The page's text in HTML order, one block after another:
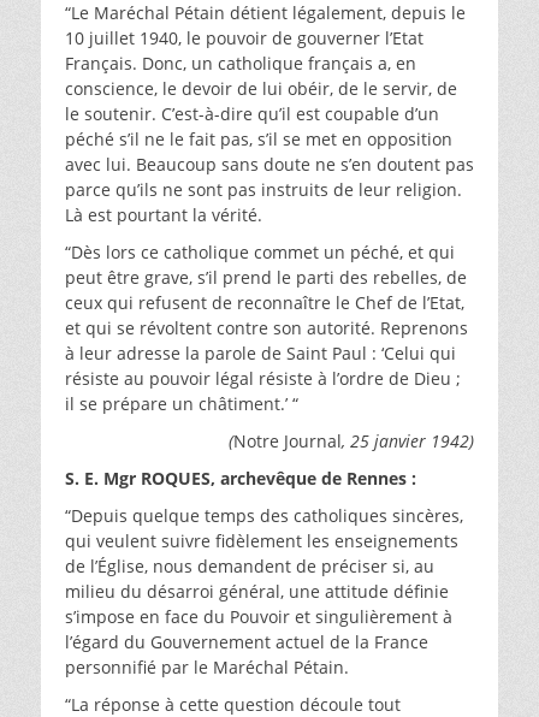
“Le Maréchal Pétain détient légalement, depuis le
10 juillet 1940, le pouvoir de gouverner l’Etat
Français. Donc, un catholique français a, en
conscience, le devoir de lui obéir, de le servir, de
le soutenir. C’est-à-dire qu’il est coupable d’un
péché s’il ne le fait pas, s’il se met en opposition
avec lui. Beaucoup sans doute ne s’en doutent pas
parce qu’ils ne sont pas instruits de leur religion.
Là est pourtant la vérité.
“Dès lors ce catholique commet un péché, et qui
peut être grave, s’il prend le parti des rebelles, de
ceux qui refusent de reconnaître le Chef de l’Etat,
et qui se révoltent contre son autorité. Reprenons
à leur adresse la parole de Saint Paul : ‘Celui qui
résiste au pouvoir légal résiste à l’ordre de Dieu ;
il se prépare un châtiment.’ “
(Notre Journal, 25 janvier 1942)
S. E. Mgr ROQUES, archevêque de Rennes :
“Depuis quelque temps des catholiques sincères,
qui veulent suivre fidèlement les enseignements
de l’Église, nous demandent de préciser si, au
milieu du désarroi général, une attitude définie
s’impose en face du Pouvoir et singulièrement à
l’égard du Gouvernement actuel de la France
personnifié par le Maréchal Pétain.
“La réponse à cette question découle tout